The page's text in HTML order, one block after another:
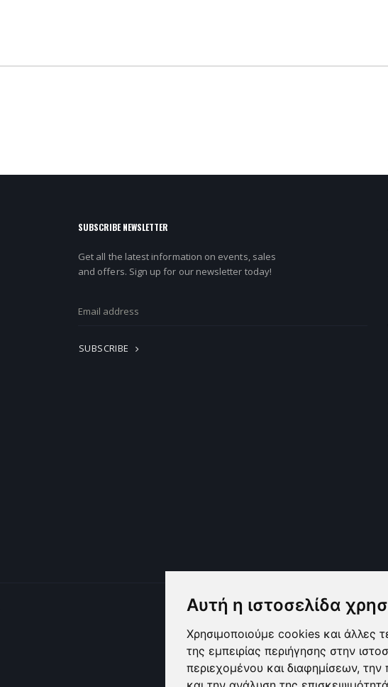
Αυτή η ιστοσελίδα
Χρησιμοποιούμε cookies και άλλες
της εμπειρίας περιήγησης στην
περιεχομένου και διαφημίσεων,
SUBSCRIBE NEWSLETTER
Get all the latest information on events, sales
and offers. Sign up for our newsletter today!
SUBSCRIBE